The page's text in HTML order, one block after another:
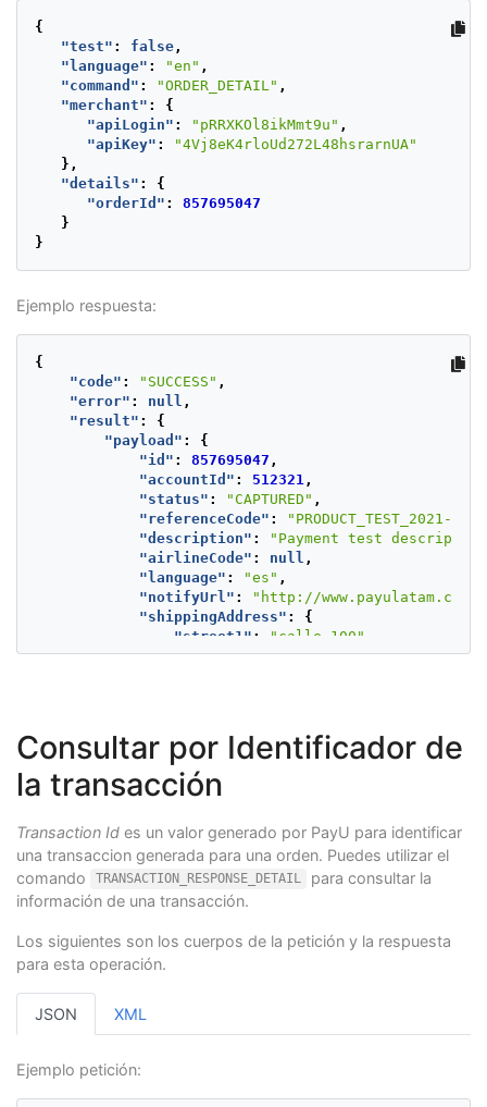
{
"test" : false ,
"language" : "en" ,
"command" : "ORDER_DETAIL" ,
"merchant" :
{
"apiLogin" : "pRRXKOl8ikMmt9u" ,
"apiKey" :
"4Vj8eK4rloUd272L48hsrarnUA"
},
"details" :
{
"orderId" :
857695047
}
}
Ejemplo respuesta:
{
"code" : "SUCCESS" ,
"error" : null ,
"result" :
{
"payload" :
{
"id" : 857695047 ,
"accountId" : 512321 ,
"status" : "CAPTURED" ,
"referenceCode" :
"PRODUCT_TEST_2021-
"description" :
"Payment test description
"airlineCode" : null ,
"language" : "es" ,
"notifyUrl" :
"http://
"shippingAddress" :
{
"street1" : "calle 100"
"street2": "5555487",
"postalCode"
"0000000"
,
"phone"
:
"7563126"
"buyer": {
"fullName":
"First name and second
"emailAddress":
"contactPhone":
,
"buyerAddress"
{
"street1"
"city": "Medellin",
Consultar por Identificador de
la transacción
Transaction Id es un valor generado por PayU para identificar
una transaccion generada para una orden. Puedes utilizar el
comando
TRANSACTION_RESPONSE_DETAIL
para consultar la
información de una transacción.
Los siguientes son los cuerpos de la petición y la respuesta
para esta operación.
JSON XML
Ejemplo petición: